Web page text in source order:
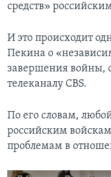
средств»
И это происходит
Пекина о
завершения войны,
телеканалу CBS.
По его словам,
российским
проблемам в